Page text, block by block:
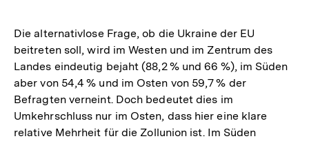
Die alternativlose Frage, ob die Ukraine der EU
beitreten soll, wird im Westen und im Zentrum des
Landes eindeutig bejaht (88,2 % und 66 %), im Süden
aber von 54,4 % und im Osten von 59,7 % der
Befragten verneint. Doch bedeutet dies im
Umkehrschluss nur im Osten, dass hier eine klare
relative Mehrheit für die Zollunion ist. Im Süden